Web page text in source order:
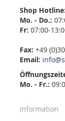
Shop Hotline:
Mo. - Do.:
Fr: 07:00-
Fax: +49
Email:
Mo. - Fr.:
Information